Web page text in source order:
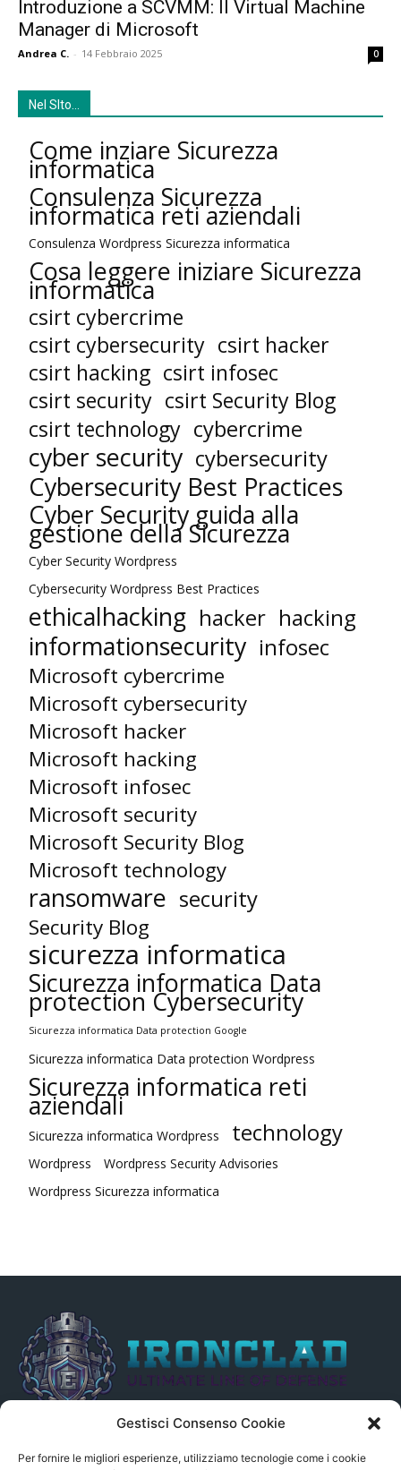
Gestisci Consenso Cookie
Per fornire le migliori esperienze, utilizziamo tecnologie come i cookie
Introduzione a SCVMM: Il Virtual Machine
Manager di Microsoft
Andrea C. - 14 Febbraio 2025 0
Nel SIto…
Come inziare Sicurezza
informatica
Consulenza Sicurezza
informatica reti aziendali
Consulenza Wordpress Sicurezza informatica
Cosa leggere iniziare Sicurezza
informatica
csirt cybercrime
csirt cybersecurity csirt hacker
csirt hacking csirt infosec
csirt security csirt Security Blog
csirt technology cybercrime
cyber security cybersecurity
Cybersecurity Best Practices
Cyber Security guida alla
gestione della Sicurezza
Cyber Security Wordpress
Cybersecurity Wordpress Best Practices
ethicalhacking hacker hacking
informationsecurity infosec
Microsoft cybercrime
Microsoft cybersecurity
Microsoft hacker
Microsoft hacking
Microsoft infosec
Microsoft security
Microsoft Security Blog
Microsoft technology
ransomware security
Security Blog
sicurezza informatica
Sicurezza informatica Data
protection Cybersecurity
Sicurezza informatica Data protection Google
Sicurezza informatica Data protection Wordpress
Sicurezza informatica reti
aziendali
Sicurezza informatica Wordpress technology
Wordpress
Wordpress Security Advisories
Wordpress Sicurezza informatica
indirettamente, alle Fonti delle notizie segnalate né può essere